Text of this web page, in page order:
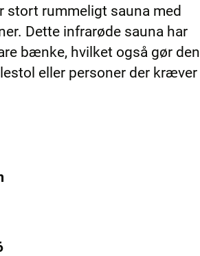
stort rummeligt sauna med
Dette infrarøde sauna har
bænke, hvilket også gør den
eller personer der kræver